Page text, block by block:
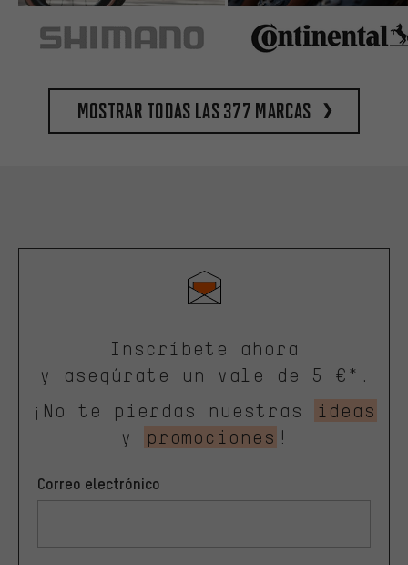
Mostrar todas las 377 marcas
Inscríbete ahora
y asegúrate un vale de 5 €*.
¡No te pierdas nuestras
ideas
y
promociones !
Correo electrónico